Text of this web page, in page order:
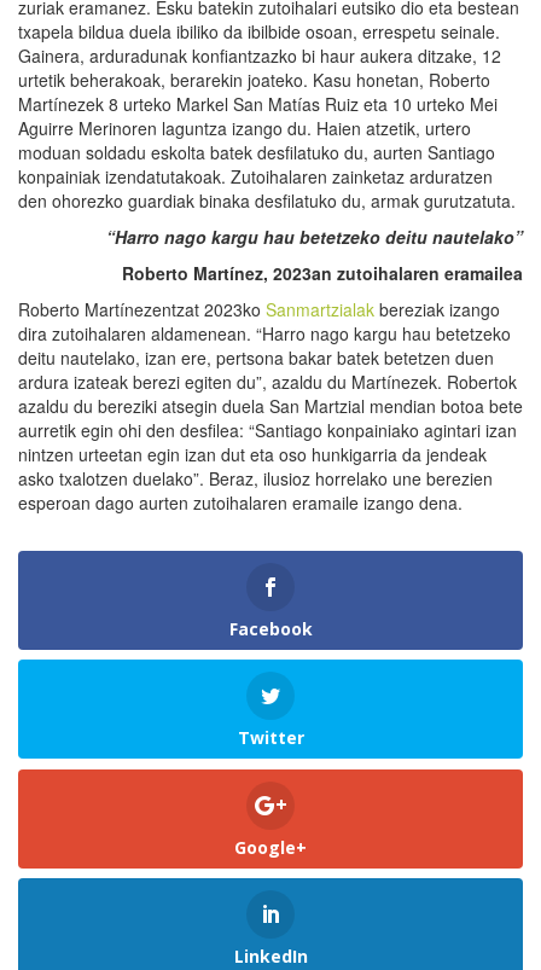
zuriak eramanez. Esku batekin zutoihalari eutsiko dio eta bestean
txapela bildua duela ibiliko da ibilbide osoan, errespetu seinale.
Gainera, arduradunak konfiantzazko bi haur aukera ditzake, 12
urtetik beherakoak, berarekin joateko. Kasu honetan, Roberto
Martínezek 8 urteko Markel San Matías Ruiz eta 10 urteko Mei
Aguirre Merinoren laguntza izango du. Haien atzetik, urtero
moduan soldadu eskolta batek desfilatuko du, aurten Santiago
konpainiak izendatutakoak. Zutoihalaren zainketaz arduratzen
den ohorezko guardiak binaka desfilatuko du, armak gurutzatuta.
“Harro nago kargu hau betetzeko deitu nautelako”
Roberto Martínez, 2023an zutoihalaren eramailea
Roberto Martínezentzat 2023ko Sanmartzialak bereziak izango
dira zutoihalaren aldamenean. “Harro nago kargu hau betetzeko
deitu nautelako, izan ere, pertsona bakar batek betetzen duen
ardura izateak berezi egiten du”, azaldu du Martínezek. Robertok
azaldu du bereziki atsegin duela San Martzial mendian botoa bete
aurretik egin ohi den desfilea: “Santiago konpainiako agintari izan
nintzen urteetan egin izan dut eta oso hunkigarria da jendeak
asko txalotzen duelako”. Beraz, ilusioz horrelako une berezien
esperoan dago aurten zutoihalaren eramaile izango dena.
Facebook
Twitter
Google+
LinkedIn